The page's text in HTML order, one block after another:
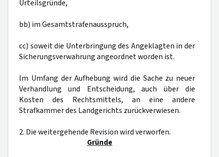
Urteilsgründe,
bb) im Gesamtstrafenausspruch,
cc) soweit die Unterbringung des Angeklagten in der
Sicherungsverwahrung angeordnet worden ist.
Im Umfang der Aufhebung wird die Sache zu neuer
Verhandlung und Entscheidung, auch über die
Kosten des Rechtsmittels, an eine andere
Strafkammer des Landgerichts zurückverwiesen.
2. Die weitergehende Revision wird verworfen.
Gründe